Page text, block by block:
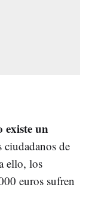
existe un
de
ello, los
euros sufren